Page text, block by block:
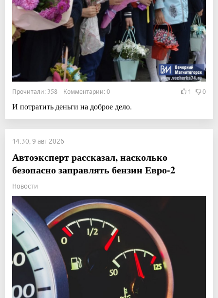
Прочитали: 358 Комментарии: 0 1 0
И потратить деньги на доброе дело.
14:30, 9 авг 2026
Автоэксперт рассказал, насколько
безопасно заправлять бензин Евро-2
Новости